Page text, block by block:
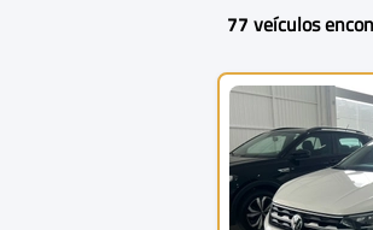
77 veículos